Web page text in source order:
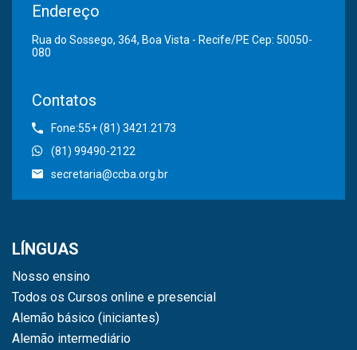
Endereço
Rua do Sossego, 364, Boa Vista - Recife/PE Cep: 50050-
080
Contatos
Fone:55+ (81) 3421.2173
(81) 99490-2122
secretaria@ccba.org.br
LÍNGUAS
Nosso ensino
Todos os Cursos online e presencial
Alemão básico (iniciantes)
Alemão intermediário